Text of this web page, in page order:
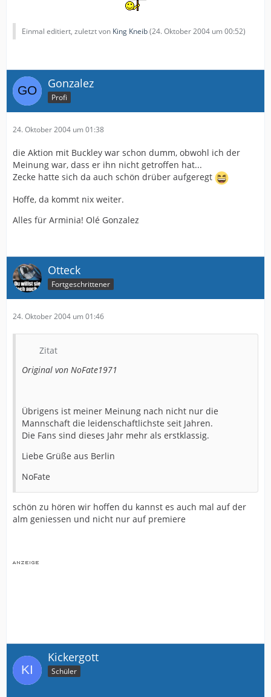
Einmal editiert, zuletzt von King Kneib(24. Oktober 2004 um 00:52)
Gonzalez
Profi
24. Oktober 2004 um 01:38
die Aktion mit Buckley war schon dumm, obwohl ich der
Meinung war, dass er ihn nicht getroffen hat...
Zecke hatte sich da auch schön drüber aufgeregt
Hoffe, da kommt nix weiter.
Alles für Arminia! Olé Gonzalez
Otteck
Fortgeschrittener
24. Oktober 2004 um 01:46
Zitat
Original von NoFate1971
Übrigens ist meiner Meinung nach nicht nur die
Mannschaft die leidenschaftlichste seit Jahren.
Die Fans sind dieses Jahr mehr als erstklassig.
Liebe Grüße aus Berlin
NoFate
schön zu hören wir hoffen du kannst es auch mal auf der
alm geniessen und nicht nur auf premiere
Kickergott
Schüler